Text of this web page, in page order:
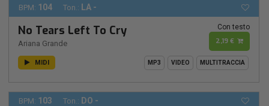
BPM: 104 Ton.: LA -
No Tears Left To Cry
Ariana Grande
Con testo
2,19 €
MIDI MP3 VIDEO MULTITRACCIA
BPM: 103 Ton.: DO -